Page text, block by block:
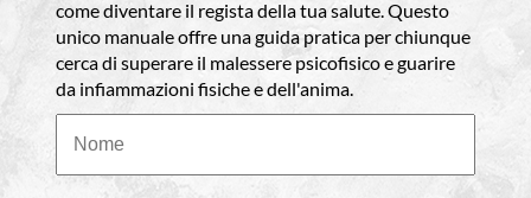
come diventare il regista della tua salute. Questo
unico manuale offre una guida pratica per chiunque
cerca di superare il malessere psicofisico e guarire
da infiammazioni fisiche e dell'anima.